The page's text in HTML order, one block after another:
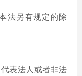
法另有规定的除
表法人或者非法